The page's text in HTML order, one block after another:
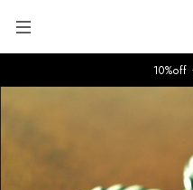
10%off